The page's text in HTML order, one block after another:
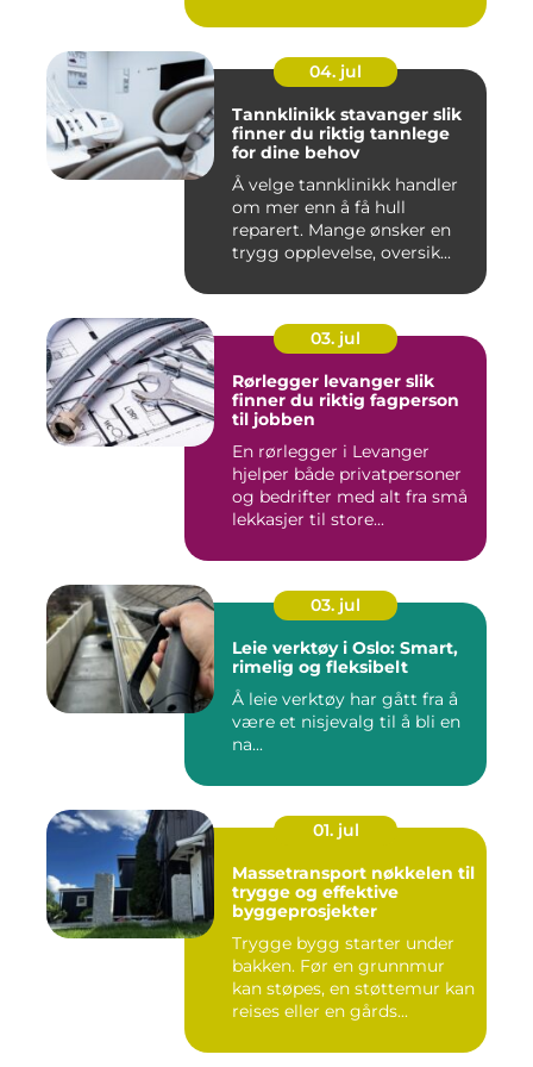
04. jul
Tannklinikk stavanger slik
finner du riktig tannlege
for dine behov
Å velge tannklinikk handler
om mer enn å få hull
reparert. Mange ønsker en
trygg opplevelse, oversik...
03. jul
Rørlegger levanger slik
finner du riktig fagperson
til jobben
En rørlegger i Levanger
hjelper både privatpersoner
og bedrifter med alt fra små
lekkasjer til store...
03. jul
Leie verktøy i Oslo: Smart,
rimelig og fleksibelt
Å leie verktøy har gått fra å
være et nisjevalg til å bli en
na...
01. jul
Massetransport nøkkelen til
trygge og effektive
byggeprosjekter
Trygge bygg starter under
bakken. Før en grunnmur
kan støpes, en støttemur kan
reises eller en gårds...